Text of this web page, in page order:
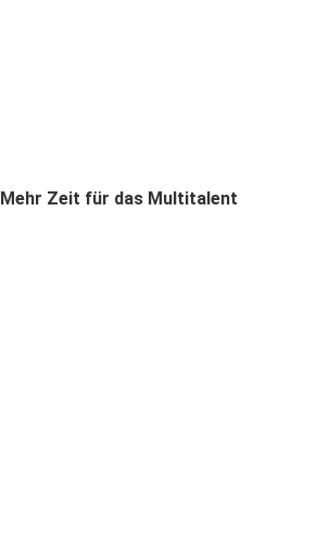
Mehr Zeit für das Multitalent